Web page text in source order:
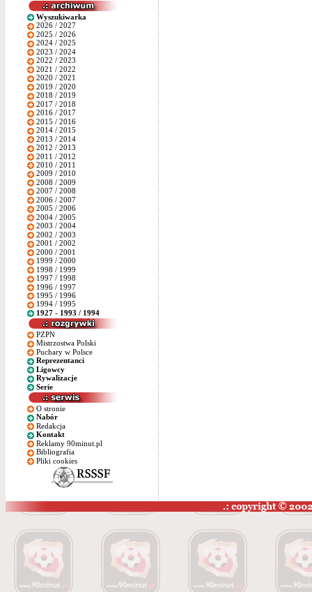
Wyszukiwarka
2026 / 2027
2025 / 2026
2024 / 2025
2023 / 2024
2022 / 2023
2021 / 2022
2020 / 2021
2019 / 2020
2018 / 2019
2017 / 2018
2016 / 2017
2015 / 2016
2014 / 2015
2013 / 2014
2012 / 2013
2011 / 2012
2010 / 2011
2009 / 2010
2008 / 2009
2007 / 2008
2006 / 2007
2005 / 2006
2004 / 2005
2003 / 2004
2002 / 2003
2001 / 2002
2000 / 2001
1999 / 2000
1998 / 1999
1997 / 1998
1996 / 1997
1995 / 1996
1994 / 1995
1927 - 1993 / 1994
PZPN
Mistrzostwa Polski
Puchary w Polsce
Reprezentanci
Ligowcy
Rywalizacje
Serie
O stronie
Nabór
Redakcja
Kontakt
Reklamy 90minut.pl
Bibliografia
Pliki cookies